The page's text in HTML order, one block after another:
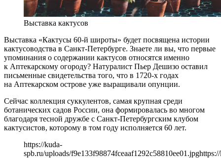
Выставка кактусов
Выставка «Кактусы 60-й широты» будет посвящена истории
кактусоводства в Санкт-Петербурге. Знаете ли вы, что первые
упоминания о содержании кактусов относятся именно
к Аптекарскому огороду? Натуралист Пьер Дешизо оставил
письменные свидетельства того, что в 1720-х годах
на Аптекарском острове уже выращивали опунции.
Сейчас коллекция суккулентов, самая крупная среди
ботанических садов России, она формировалась во многом
благодаря тесной дружбе с Санкт-Петербургским клубом
кактусистов, которому в том году исполняется 60 лет.
https://kuda-
spb.ru/uploads/f9e133f98874fceaaf1292c58810ee01.jpg